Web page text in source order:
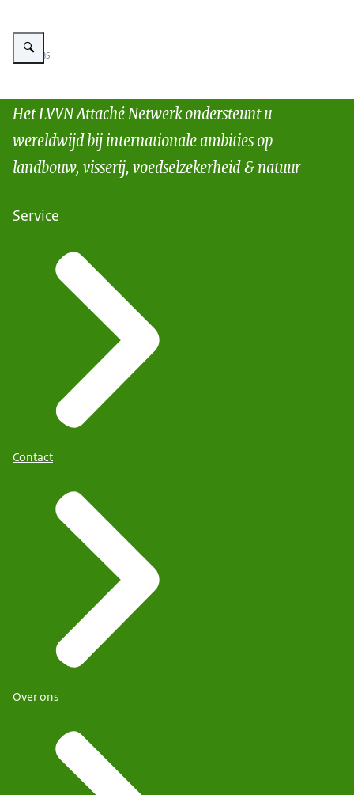
Vergroot afbeelding Aandeel tuinbouw
Beeld: CBS
Het LVVN Attaché Netwerk ondersteunt u
wereldwijd bij internationale ambities op
landbouw, visserij, voedselzekerheid & natuur
Service
Contact
Over ons